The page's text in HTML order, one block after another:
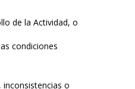
de la Actividad, o
condiciones
inconsistencias o